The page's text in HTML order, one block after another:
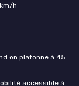
h
on plafonne à 45
accessible à